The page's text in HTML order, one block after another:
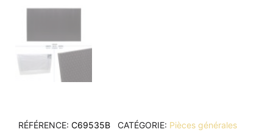
RÉFÉRENCE C69535B CATÉGORIE Pièces générales